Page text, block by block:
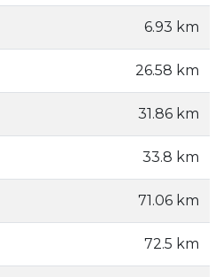
6.93 km
26.58 km
31.86 km
33.8 km
71.06 km
72.5 km